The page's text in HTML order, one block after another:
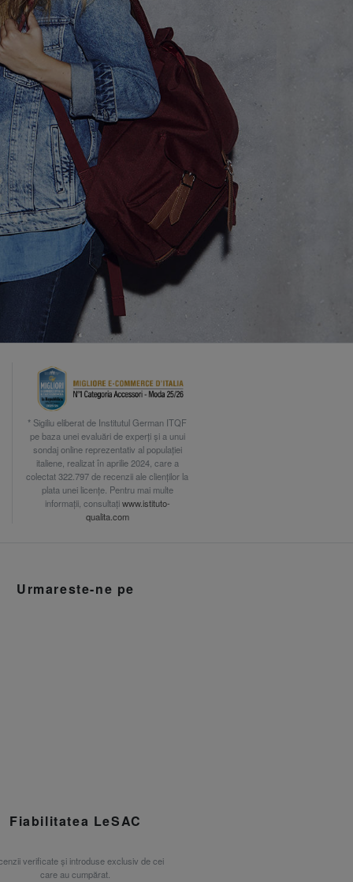
* Sigiliu eliberat de Institutul German ITQF
pe baza unei evaluări de experți și a unui
sondaj online reprezentativ al populației
italiene, realizat în aprilie 2024, care a
colectat 322.797 de recenzii ale clienților la
plata unei licențe. Pentru mai multe
informații, consultațiwww.istituto-
qualita.com
Urmareste-ne pe
Fiabilitatea LeSAC
verificate și introduse exclusiv de cei
care au cumpărat.